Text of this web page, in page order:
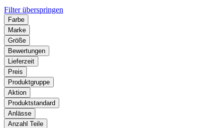
Filter überspringen
Farbe
Marke
Größe
Bewertungen
Lieferzeit
Preis
Produktgruppe
Aktion
Produktstandard
Anlässe
Anzahl Teile